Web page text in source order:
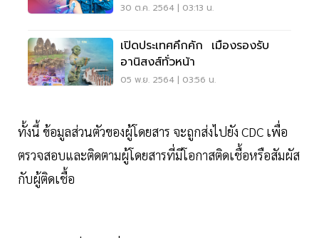
30 ต.ค. 2564 | 03:13 น.
เปิดประเทศคึกคัก เมืองรองรับ
อานิสงส์ทั่วหน้า
05 พ.ย. 2564 | 03:56 น.
ทั้งนี้ ข้อมูลส่วนตัวของผู้โดยสาร จะถูกส่งไปยัง CDC เพื่อ
ตรวจสอบและติดตามผู้โดยสารที่มีโอกาสติดเชื้อหรือสัมผัส
กับผู้ติดเชื้อ